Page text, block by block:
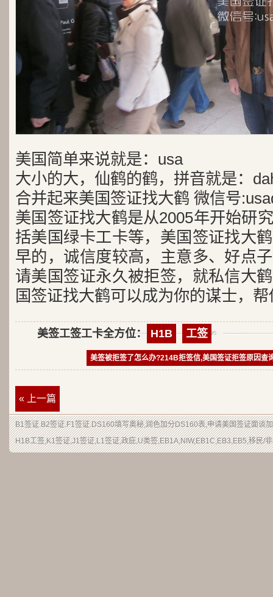
美国简单来说就是：usa
大小的大，仙鹤的鹤，拼音就是：
合并起来美国签证找大鹤 微信号
美国签证找大鹤是从2005年开始研
括美国绿卡工卡等，美国签证找大
早的，诚信度较高，主意多、好点
请美国签证永久被拒签，就私信大
国签证找大鹤可以成为你的谋士，
美签工签工卡全方位： H1B 工签
美签被拒签了怎么办?214B拒签信,美国签证拒签原因查
« 上一篇
B1签证.B2签证.F1签证.DS160填写奥秘,润色加分DS160表,申请美国签证面谈
H1B工签,K1签证,J1签证,L1签证,政庇,U类签,EB1A,NIW,EB1C,EB3,EB5,移民/